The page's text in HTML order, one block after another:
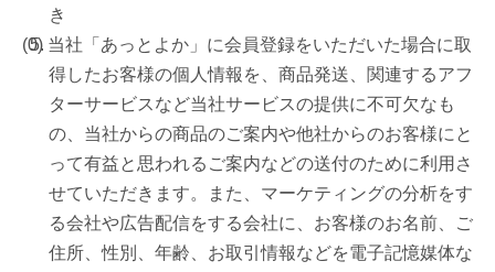
き
当社「あっとよか」に会員登録をいただいた場合に取
得したお客様の個人情報を、商品発送、関連するアフ
ターサービスなど当社サービスの提供に不可欠なも
の、当社からの商品のご案内や他社からのお客様にと
って有益と思われるご案内などの送付のために利用さ
せていただきます。また、マーケティングの分析をす
る会社や広告配信をする会社に、お客様のお名前、ご
住所、性別、年齢、お取引情報などを電子記憶媒体な